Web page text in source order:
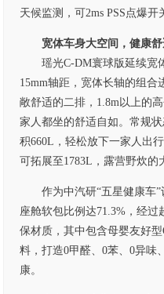
天候监测，可2ms PSS点爆开
宽体车身大空间，健康
瑶光C-DM寰球版延续宽
15mm轴距，宽体长轴的组
敞舒适的二排，1.8m以上的
家人都坐的舒适自如。常规
积660L，轻松放下一家人出
可拓展至1783L，露营野炊的
作为中汽研“五星健康车
座舱软包比例达71.3%，经过
保材质，其中包含母婴友好
料，打造0甲醛、0苯、0异味
康。